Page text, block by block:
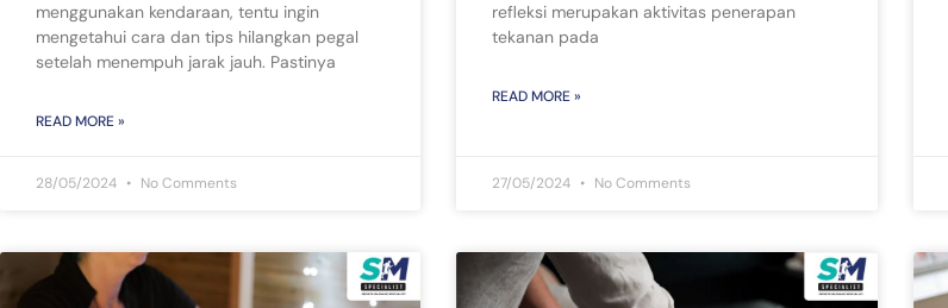
menggunakan kendaraan, tentu ingin
mengetahui cara dan tips hilangkan pegal
setelah menempuh jarak jauh. Pastinya
READ MORE »
28/05/2024 No Comments
refleksi merupakan aktivitas penerapan
tekanan pada
READ MORE »
27/05/2024 No Comments